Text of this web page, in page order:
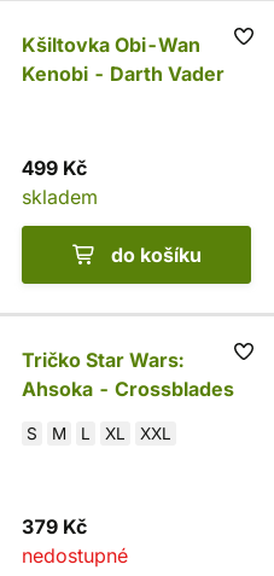
Kšiltovka Obi-Wan
Kenobi - Darth Vader
499 Kč
skladem
do košíku
Tričko Star Wars:
Ahsoka - Crossblades
S M L XL XXL
379 Kč
nedostupné